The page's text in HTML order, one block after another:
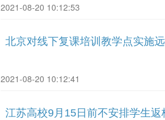
2021-08-20 10:12:53
北京对线下复课培训教学点实施
2021-08-20 10:12:41
江苏高校9月15日前不安排学生